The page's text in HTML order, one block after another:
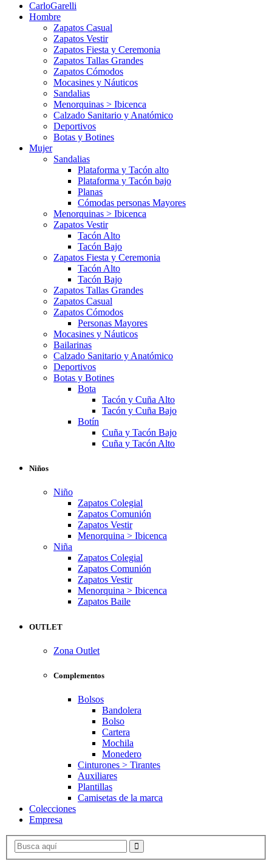
CarloGarelli
Hombre
Zapatos Casual
Zapatos Vestir
Zapatos Fiesta y Ceremonia
Zapatos Tallas Grandes
Zapatos Cómodos
Mocasines y Náuticos
Sandalias
Menorquinas > Ibicenca
Calzado Sanitario y Anatómico
Deportivos
Botas y Botines
Mujer
Sandalias
Plataforma y Tacón alto
Plataforma y Tacón bajo
Planas
Cómodas personas Mayores
Menorquinas > Ibicenca
Zapatos Vestir
Tacón Alto
Tacón Bajo
Zapatos Fiesta y Ceremonia
Tacón Alto
Tacón Bajo
Zapatos Tallas Grandes
Zapatos Casual
Zapatos Cómodos
Personas Mayores
Mocasines y Náuticos
Bailarinas
Calzado Sanitario y Anatómico
Deportivos
Botas y Botines
Bota
Tacón y Cuña Alto
Tacón y Cuña Bajo
Botín
Cuña y Tacón Bajo
Cuña y Tacón Alto
Niños
Niño
Zapatos Colegial
Zapatos Comunión
Zapatos Vestir
Menorquina > Ibicenca
Niña
Zapatos Colegial
Zapatos Comunión
Zapatos Vestir
Menorquina > Ibicenca
Zapatos Baile
OUTLET
Zona Outlet
Complementos
Bolsos
Bandolera
Bolso
Cartera
Mochila
Monedero
Cinturones > Tirantes
Auxiliares
Plantillas
Camisetas de la marca
Colecciones
Empresa